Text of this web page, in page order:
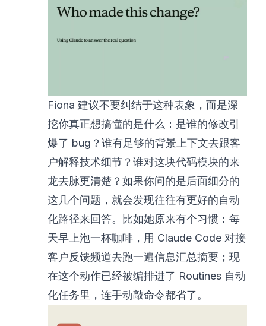
Fiona 建议不要纠结于这种表象，而是深
挖你真正想搞懂的是什么：是谁的修改引
爆了 bug？谁有足够的背景上下文去跟客
户解释技术细节？谁对这块代码模块的来
龙去脉更清楚？如果你问的是后面细分的
这几个问题，就会发现往往有更好的自动
化路径来回答。比如她原来有个习惯：每
天早上泡一杯咖啡，用 Claude Code 对接
客户反馈频道去跑一遍信息汇总摘要；现
在这个动作已经被编排进了 Routines 自动
化任务里，连手动敲命令都省了。